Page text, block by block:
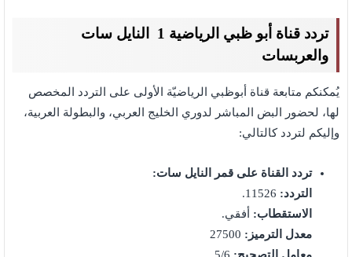
تردد قناة أبو ظبي الرياضية 1 النايل سات
والعربسات
يُمكنكم متابعة قناة أبوظبي الرياضيّة الأولى على التردد المخصص
لها، لحضور البض المباشر لدوري الخليج العربي، والبطولة العربية،
وإليكم لتردد كالتالي:
تردد القناة على قمر النايل سات:
التردد: 11526.
الاستقطاب:
أفقي.
معدل الترميز: